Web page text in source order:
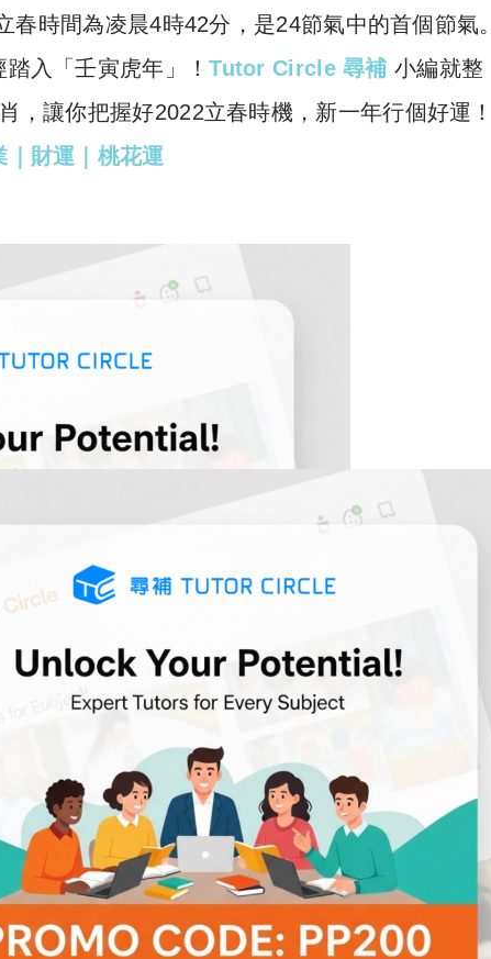
p
y
Li
at
s
A
時間為凌晨4時42分，是24節氣中的首個節氣。
入「壬寅虎年」！Tutor Circle 尋補 小編就整
讓你把握好2022立春時機，新一年行個好運！
財運｜桃花運